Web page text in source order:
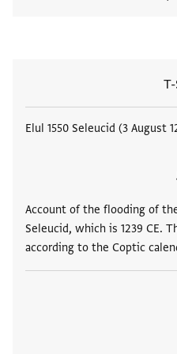
T-
Elul 1550 Seleucid (3 August
Account of the flooding of
Seleucid, which is 1239 CE.
according to the Coptic